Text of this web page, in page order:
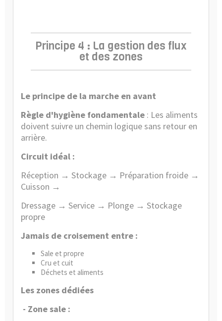
Principe 4 : La gestion des flux
et des zones
Le principe de la marche en avant
Règle d'hygiène fondamentale : Les aliments
doivent suivre un chemin logique sans retour en
arrière.
Circuit idéal :
Réception → Stockage → Préparation froide →
Cuisson →
Dressage → Service → Plonge → Stockage
propre
Jamais de croisement entre :
Sale et propre
Cru et cuit
Déchets et aliments
Les zones dédiées
- Zone sale :